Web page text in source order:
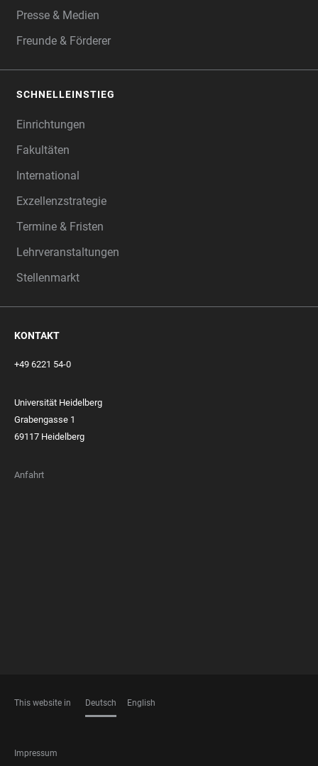
Presse & Medien
Freunde & Förderer
SCHNELLEINSTIEG
Einrichtungen
Fakultäten
International
Exzellenzstrategie
Termine & Fristen
Lehrveranstaltungen
Stellenmarkt
KONTAKT
+49 6221 54-0
Universität Heidelberg
Grabengasse 1
69117 Heidelberg
Anfahrt
This website in Deutsch English
FOOTER
Impressum